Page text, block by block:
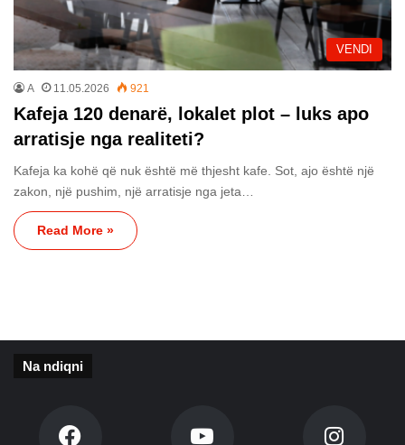
VENDI
A 11.05.2026 921
Kafeja 120 denarë, lokalet plot – luks apo
arratisje nga realiteti?
Kafeja ka kohë që nuk është më thjesht kafe. Sot, ajo është një
zakon, një pushim, një arratisje nga jeta…
Read More »
Na ndiqni